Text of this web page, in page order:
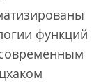
функций